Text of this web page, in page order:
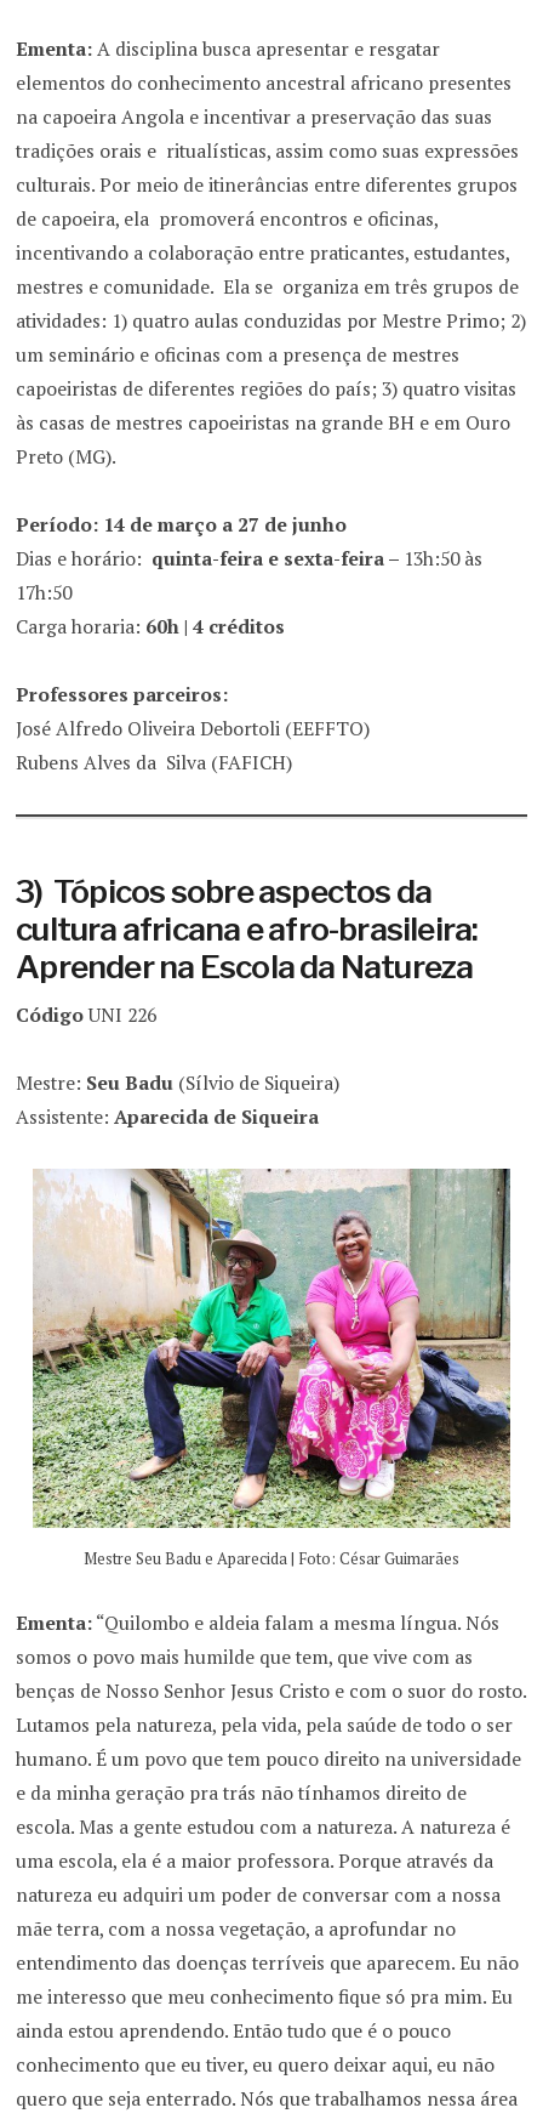
Ementa:A disciplina busca apresentar e resgatar
elementos do conhecimento ancestral africano presentes
na capoeira Angola e incentivar a preservação das suas
tradições orais e ritualísticas, assim como suas expressões
culturais. Por meio de itinerâncias entre diferentes grupos
de capoeira, ela promoverá encontros e oficinas,
incentivando a colaboração entre praticantes, estudantes,
mestres e comunidade. Ela se organiza em três grupos de
atividades: 1) quatro aulas conduzidas por Mestre Primo; 2)
um seminário e oficinas com a presença de mestres
capoeiristas de diferentes regiões do país; 3) quatro visitas
às casas de mestres capoeiristas na grande BH e em Ouro
Preto (MG).
Período: 14 de março a 27 de junho
Dias e horário: quinta-feira e sexta-feira – 13h:50 às
17h:50
Carga horaria: 60h | 4 créditos
Professores parceiros:
José Alfredo Oliveira Debortoli (EEFFTO)
Rubens Alves da Silva (FAFICH)
3) Tópicos sobre aspectos da
cultura africana e afro-brasileira:
Aprender na Escola da Natureza
CódigoUNI 226
Mestre: Seu Badu (Sílvio de Siqueira)
Assistente:Aparecida de Siqueira
Mestre Seu Badu e Aparecida | Foto: César Guimarães
Ementa:“Quilombo e aldeia falam a mesma língua. Nós
somos o povo mais humilde que tem, que vive com as
benças de Nosso Senhor Jesus Cristo e com o suor do rosto.
Lutamos pela natureza, pela vida, pela saúde de todo o ser
humano. É um povo que tem pouco direito na universidade
e da minha geração pra trás não tínhamos direito de
escola. Mas a gente estudou com a natureza. A natureza é
uma escola, ela é a maior professora. Porque através da
natureza eu adquiri um poder de conversar com a nossa
mãe terra, com a nossa vegetação, a aprofundar no
entendimento das doenças terríveis que aparecem. Eu não
me interesso que meu conhecimento fique só pra mim. Eu
ainda estou aprendendo. Então tudo que é o pouco
conhecimento que eu tiver, eu quero deixar aqui, eu não
quero que seja enterrado. Nós que trabalhamos nessa área